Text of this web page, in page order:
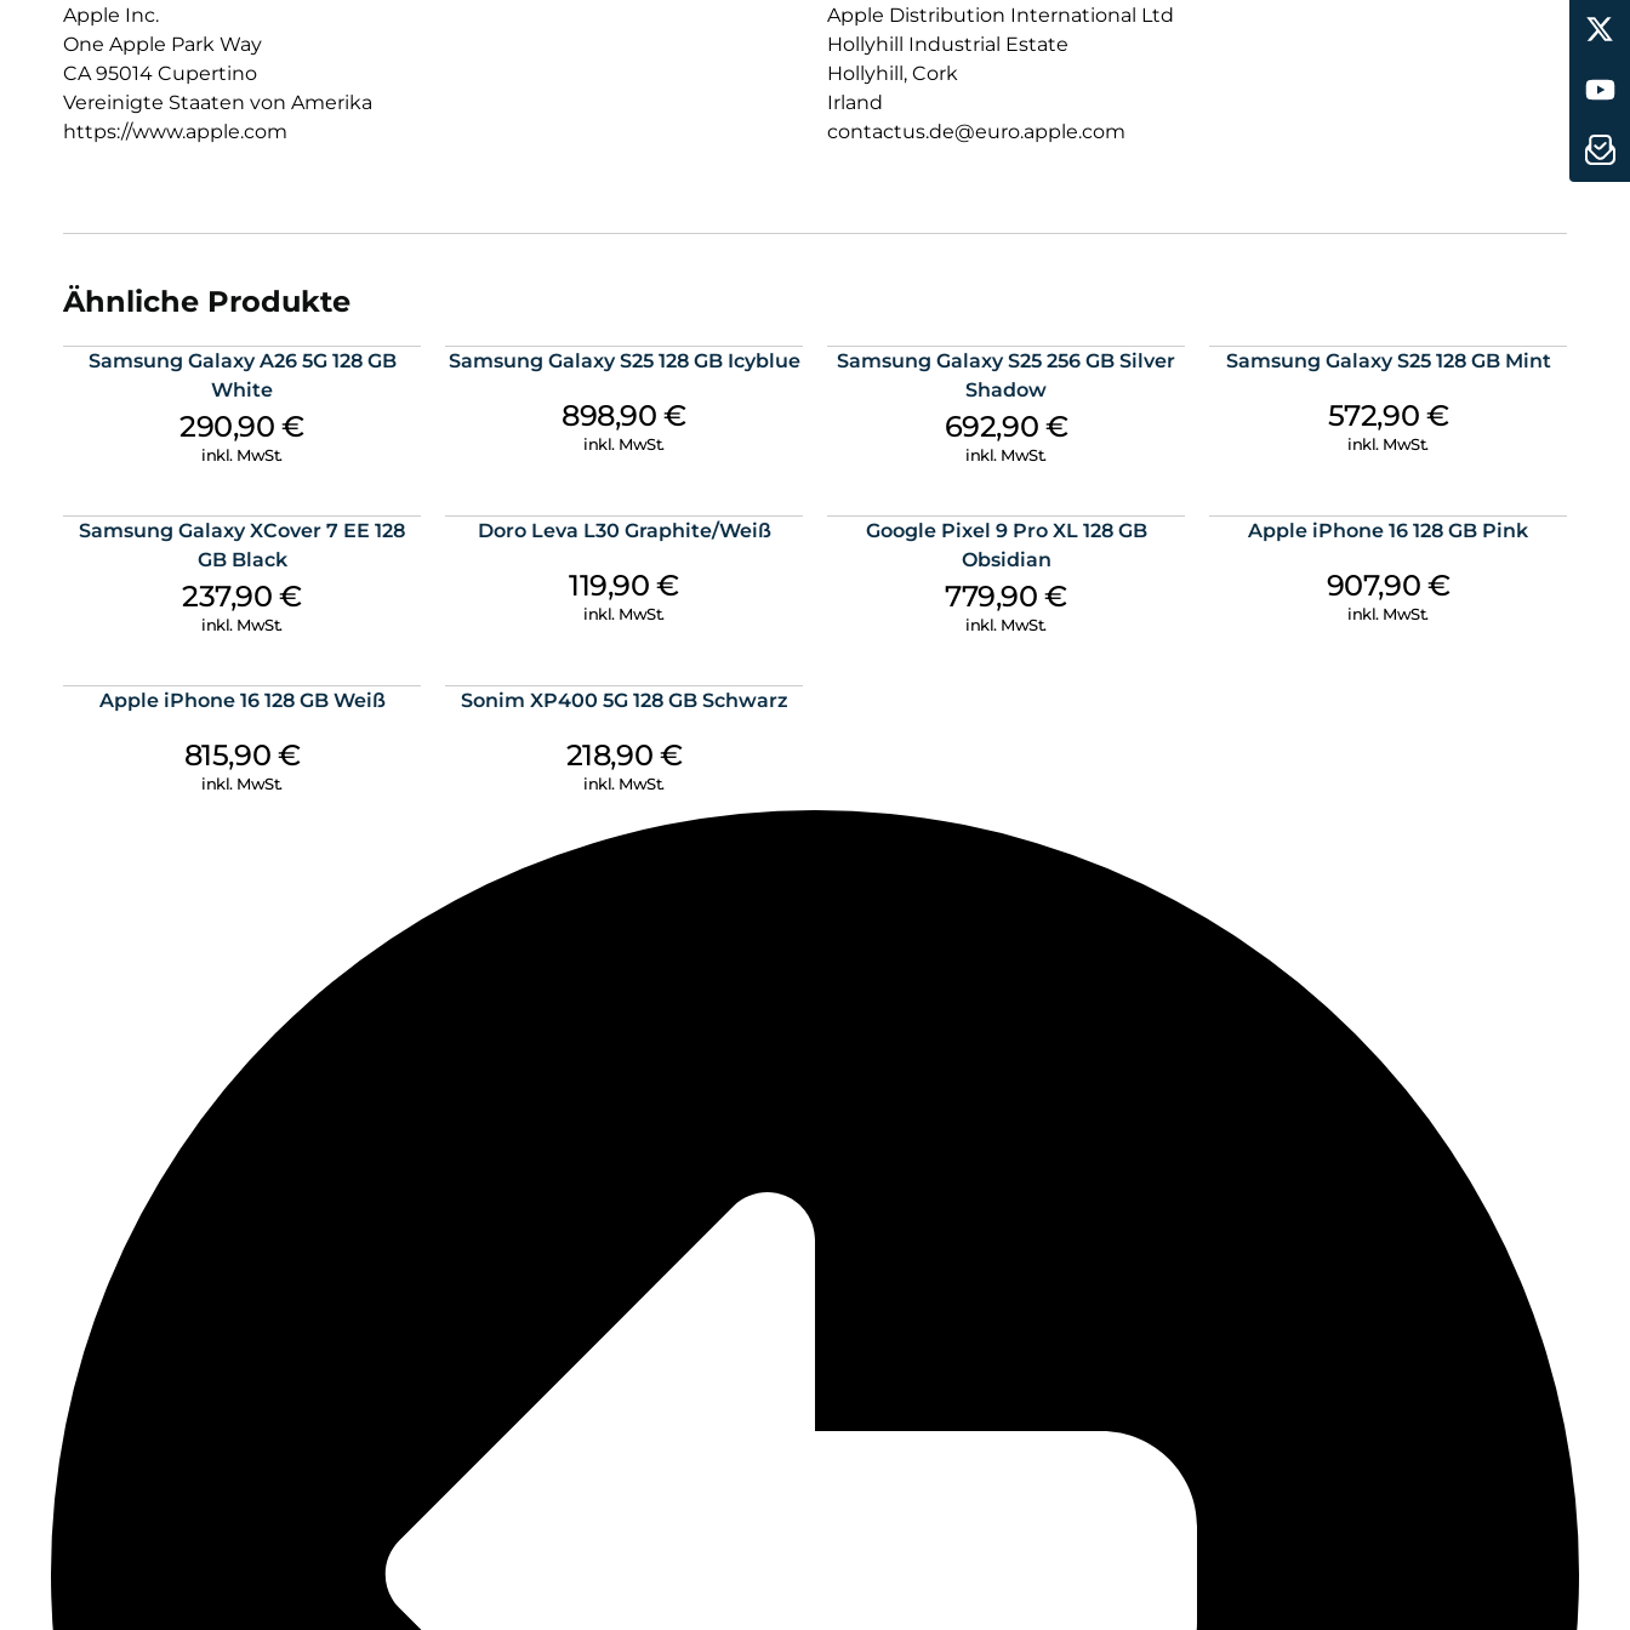
Konnektivität – besonders auf internationalen Reisen.
PRIVATSPHÄRE.
Datenschutz und Sicherheit auf völlig neuem Level. Direkt integriert.
Apple Inc.
One Apple Park Way
CA 95014 Cupertino
Vereinigte Staaten von Amerika
https://www.apple.com
Apple Distribution International Ltd
Hollyhill Industrial Estate
Hollyhill, Cork
Irland
contactus.de@euro.apple.com
Ähnliche Produkte
Samsung Galaxy A26 5G 128 GB
White
290,90€
inkl. MwSt.
Samsung Galaxy S25 128 GB Icyblue
898,90€
inkl. MwSt.
Samsung Galaxy S25 256 GB Silver
Shadow
692,90 €
inkl. MwSt.
Samsung Galaxy S25 128 GB Mint
572,90 €
inkl. MwSt.
Samsung Galaxy XCover 7 EE 128
GB Black
237,90€
inkl. MwSt.
Doro Leva L30 Graphite/Weiß
119,90€
inkl. MwSt.
Google Pixel 9 Pro XL 128 GB
Obsidian
779,90€
inkl. MwSt.
Apple iPhone 16 128 GB Pink
907,90 €
inkl. MwSt.
Apple iPhone 16 128 GB Weiß
815,90 €
inkl. MwSt.
Sonim XP400 5G 128 GB Schwarz
218,90 €
inkl. MwSt.